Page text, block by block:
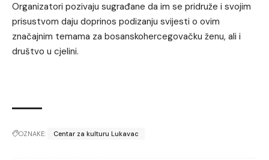
Organizatori pozivaju sugrađane da im se pridruže i svojim
prisustvom daju doprinos podizanju svijesti o ovim
značajnim temama za bosanskohercegovačku ženu, ali i
društvo u cjelini.
OZNAKE: Centar za kulturu Lukavac